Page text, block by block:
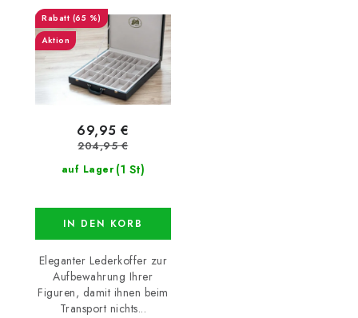
(65 %)
Aktion
auf Lager (1 St)
69,95 €
204,95 €
IN DEN KORB
Eleganter Lederkoffer zur
Aufbewahrung Ihrer
Figuren, damit ihnen beim
Transport nichts...